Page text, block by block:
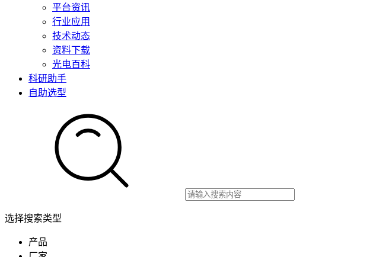
平台资讯
行业应用
技术动态
资料下载
光电百科
科研助手
自助选型
选择搜索类型
产品